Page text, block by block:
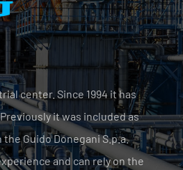
center. Since 1994 it has
it was included as
Guido Donegani S.p.a.
and can rely on the